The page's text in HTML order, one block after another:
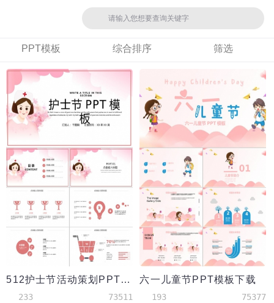
PPT模板 综合排序 筛选
512护士节活动策划PPT模板
233 73511
六一儿童节PPT模板下载
193 75377